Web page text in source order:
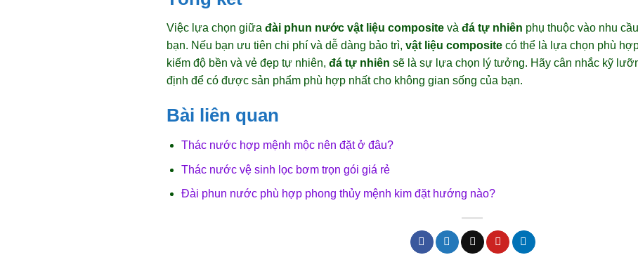
Việc lựa chọn giữa đài phun nước vật liệu composite và đá tự nhiên phụ thuộc vào nhu
bạn. Nếu bạn ưu tiên chi phí và dễ dàng bảo trì, vật liệu composite có thể là lựa chọn phù
kiếm độ bền và vẻ đẹp tự nhiên, đá tự nhiên sẽ là sự lựa chọn lý tưởng. Hãy cân nhắc kỹ
định để có được sản phẩm phù hợp nhất cho không gian sống của bạn.
Bài liên quan
Thác nước hợp mệnh mộc nên đặt ở đâu?
Thác nước vệ sinh lọc bơm trọn gói giá rẻ
Đài phun nước phù hợp phong thủy mệnh kim đặt hướng nào?